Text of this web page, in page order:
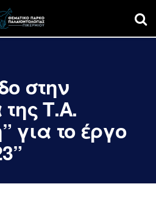
στην
Τ.Α.
για το έργο